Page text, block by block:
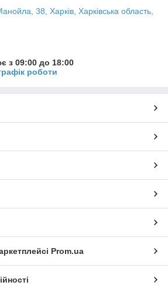
38, Харків, Харківська область,
з 09:00 до 18:00
роботи
Prom.ua